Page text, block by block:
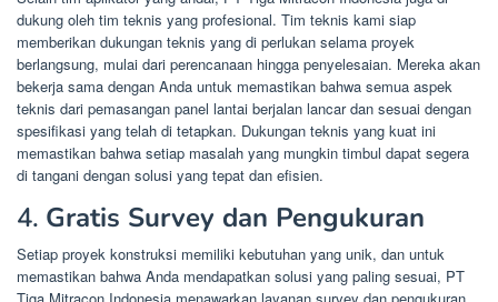
dukung oleh tim teknis yang profesional. Tim teknis kami siap
memberikan dukungan teknis yang di perlukan selama proyek
berlangsung, mulai dari perencanaan hingga penyelesaian. Mereka akan
bekerja sama dengan Anda untuk memastikan bahwa semua aspek
teknis dari pemasangan panel lantai berjalan lancar dan sesuai dengan
spesifikasi yang telah di tetapkan. Dukungan teknis yang kuat ini
memastikan bahwa setiap masalah yang mungkin timbul dapat segera
di tangani dengan solusi yang tepat dan efisien.
4. Gratis Survey dan Pengukuran
Setiap proyek konstruksi memiliki kebutuhan yang unik, dan untuk
memastikan bahwa Anda mendapatkan solusi yang paling sesuai, PT